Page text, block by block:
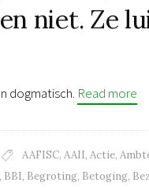
niet. Ze
dogmatisch. Read more
AAFISC, AAII, Actie,
, BBI, Begroting, Betoging,